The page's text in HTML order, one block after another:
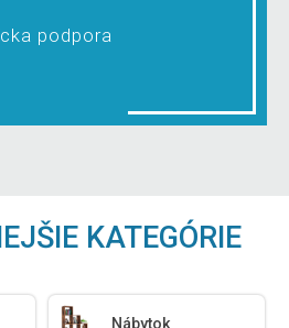
podpora
KATEGÓRIE
Nábytok